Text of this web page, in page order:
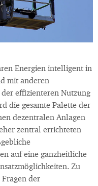
Energien intelligent in
mit anderen
effizienteren Nutzung
die gesamte Palette der
dezentralen Anlagen
zentral errichteten
auf eine ganzheitliche
Zu
der